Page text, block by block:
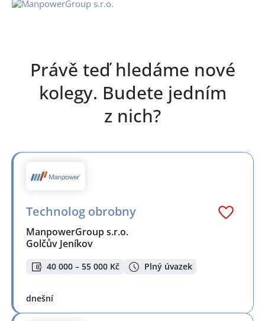
Právě teď hledáme nové
kolegy. Budete jedním
z nich?
Technolog obrobny
ManpowerGroup s.r.o.
Golčův Jeníkov
40 000 – 55 000 Kč Plný úvazek
dnešní